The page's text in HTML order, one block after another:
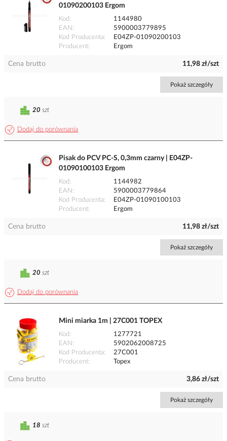
01090200103 Ergom
Kod
1144980
EAN
5900003779895
Kod Producenta
E04ZP-01090200103
Producent
Ergom
Cena brutto 11,98 zł/szt
Pokaż szczegóły
Dodaj do porównania
20 szt
Pisak do PCV PC-S, 0,3mm czarny | E04ZP-
01090100103 Ergom
Kod
1144982
EAN
5900003779864
Kod Producenta
E04ZP-01090100103
Producent
Ergom
Cena brutto 11,98 zł/szt
Pokaż szczegóły
Dodaj do porównania
20 szt
Mini miarka 1m | 27C001 TOPEX
Kod
1277721
EAN
5902062008725
Kod Producenta
27C001
Producent
Topex
Cena brutto 3,86 zł/szt
Pokaż szczegóły
18 szt